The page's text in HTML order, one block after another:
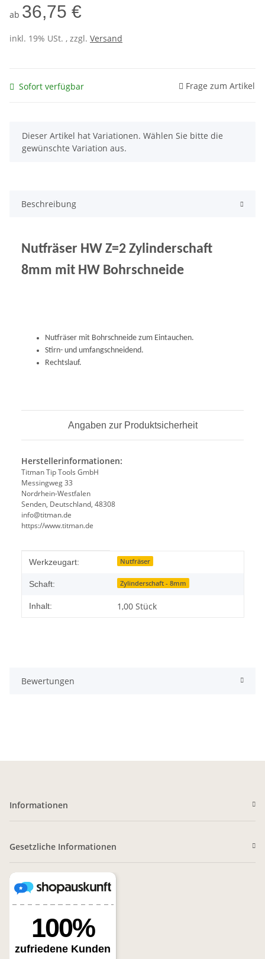
ab 36,75 €
inkl. 19% USt. , zzgl. Versand
Sofort verfügbar Frage zum Artikel
x
Dieser Artikel hat Variationen. Wählen Sie bitte die
gewünschte Variation aus.
Beschreibung
Nutfräser HW Z=2 Zylinderschaft
8mm mit HW Bohrschneide
Nutfräser mit Bohrschneide zum Eintauchen.
Stirn- und umfangschneidend.
Rechtslauf.
Angaben zur Produktsicherheit
Herstellerinformationen:
Titman Tip Tools GmbH
Messingweg 33
Nordrhein-Westfalen
Senden, Deutschland, 48308
info@titman.de
https://www.titman.de
Produkteigenschaft
Wert
Werkzeugart: Nutfräser
Schaft: Zylinderschaft - 8mm
Inhalt: 1,00 Stück
Bewertungen
Informationen
Gesetzliche Informationen